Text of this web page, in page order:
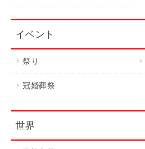
イベント
祭り
冠婚葬祭
世界